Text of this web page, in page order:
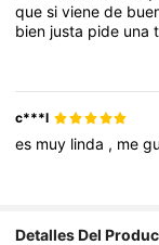
quesivienede
bien justa pide una
c***l
es muy linda , me
Detalles Del